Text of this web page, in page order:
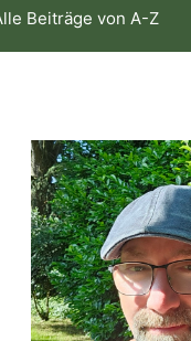
Beiträge von A-Z